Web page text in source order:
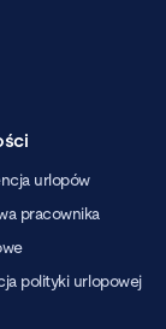
urlopów
pracownika
polityki urlopowej